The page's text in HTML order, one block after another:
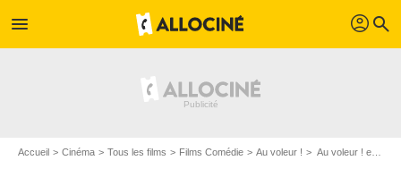
menu profil search
Accueil Cinéma Tous les films Films Comédie Au voleur ! Au voleur ! en DVD Blu Ray